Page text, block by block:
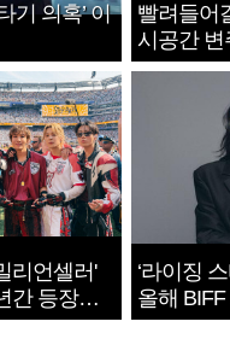
기 의혹’ 이
빨려들어
시공간
지는 ‘전쟁
리언셀러'
간 등장
조사
‘라이징
올해
확정